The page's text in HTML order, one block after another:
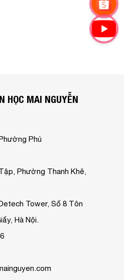
HỌC MAI NGUYỄN
Phú
Phường Thanh Khê,
Tower, Số 8 Tôn
Hà Nội.